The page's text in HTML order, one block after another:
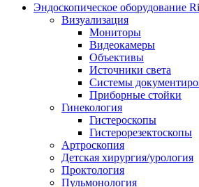
Эндоскопическое оборудование
Визуализация
Мониторы
Видеокамеры
Объективы
Источники света
Системы
Приборные стойки
Гинекология
Гистероскопы
Гистерорезектоскопы
Артроскопия
Детская хирургия/урология
Проктология
Пульмонология